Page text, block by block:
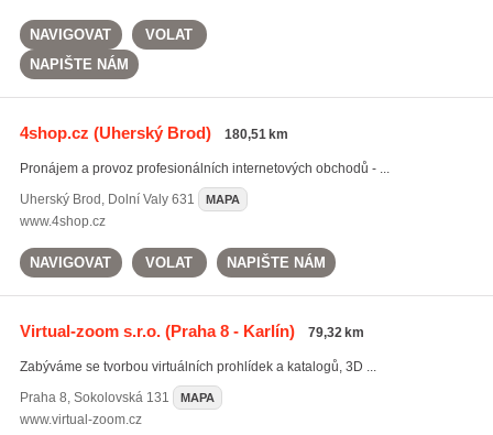
NAVIGOVAT
VOLAT
NAPIŠTE NÁM
4shop.cz (Uherský Brod) 180,51 km
Pronájem a provoz profesionálních internetových obchodů - ...
Uherský Brod , Dolní Valy 631 MAPA
www.4shop.cz
NAVIGOVAT VOLAT NAPIŠTE NÁM
Virtual-zoom s.r.o.(Praha 8 - Karlín) 79,32 km
Zabýváme se tvorbou virtuálních prohlídek a katalogů, 3D ...
Praha 8, Sokolovská 131 MAPA
www.virtual-zoom.cz